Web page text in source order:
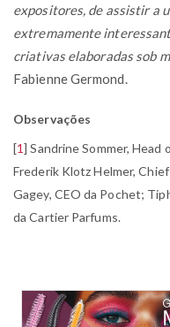
expositores, de assistir a
extremamente
criativas elaboradas sob
Fabienne Germond.
Observações
[1]Sandrine Sommer,
Frederik Klotz Helmer,
Gagey, CEO da Pochet;
da Cartier Parfums.